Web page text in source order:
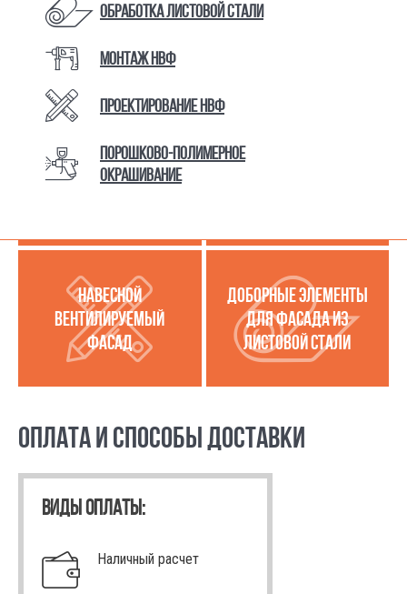
Обработка листовой стали
Монтаж НВФ
Проектирование НВФ
Порошково-полимерное
окрашивание
КАТАЛОГ ТОВАРОВ И УСЛУГ
УСЛУГИ ПО РАБОТЕ С
ЛИСТОВОЙ СТАЛЬЮ
МЕТАЛЛОКАССЕТЫ
НАВЕСНОЙ
ВЕНТИЛИРУЕМЫЙ
ФАСАД
ДОБОРНЫЕ ЭЛЕМЕНТЫ
ДЛЯ ФАСАДА ИЗ
ЛИСТОВОЙ СТАЛИ
ОПЛАТА И СПОСОБЫ ДОСТАВКИ
ВИДЫ ОПЛАТЫ:
Наличный расчет